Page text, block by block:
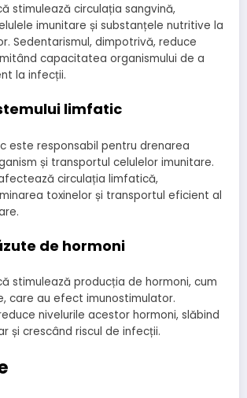
stimulează circulația sangvină,
imunitare și substanțele nutritive la
Sedentarismul, dimpotrivă, reduce
capacitatea organismului de a
la infecții.
limfatic
este responsabil pentru drenarea
și transportul celulelor imunitare.
circulația limfatică,
toxinelor și transportul eficient al
de hormoni
stimulează producția de hormoni, cum
care au efect imunostimulator.
nivelurile acestor hormoni, slăbind
și crescând riscul de infecții.